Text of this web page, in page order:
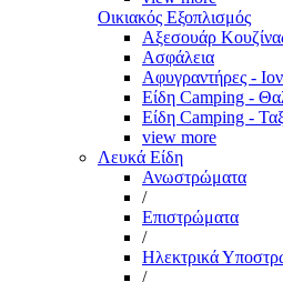
Οικιακός Εξοπλισμός
Αξεσουάρ
Ασφάλεια
Αφυγραντήρες -
Είδη Camping -
Είδη Camping -
view more
Λευκά Είδη
Ανωστρώματα
/
Επιστρώματα
/
Ηλεκτρικά
/